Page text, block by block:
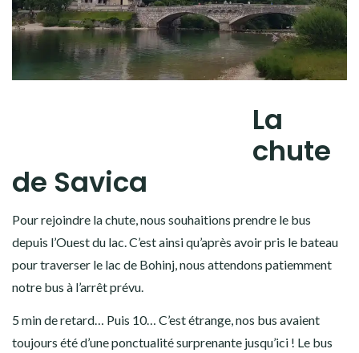
La
chute
de Savica
Pour rejoindre la chute, nous souhaitions prendre le bus
depuis l’Ouest du lac. C’est ainsi qu’après avoir pris le bateau
pour traverser le lac de Bohinj, nous attendons patiemment
notre bus à l’arrêt prévu.
5 min de retard… Puis 10… C’est étrange, nos bus avaient
toujours été d’une ponctualité surprenante jusqu’ici ! Le bus